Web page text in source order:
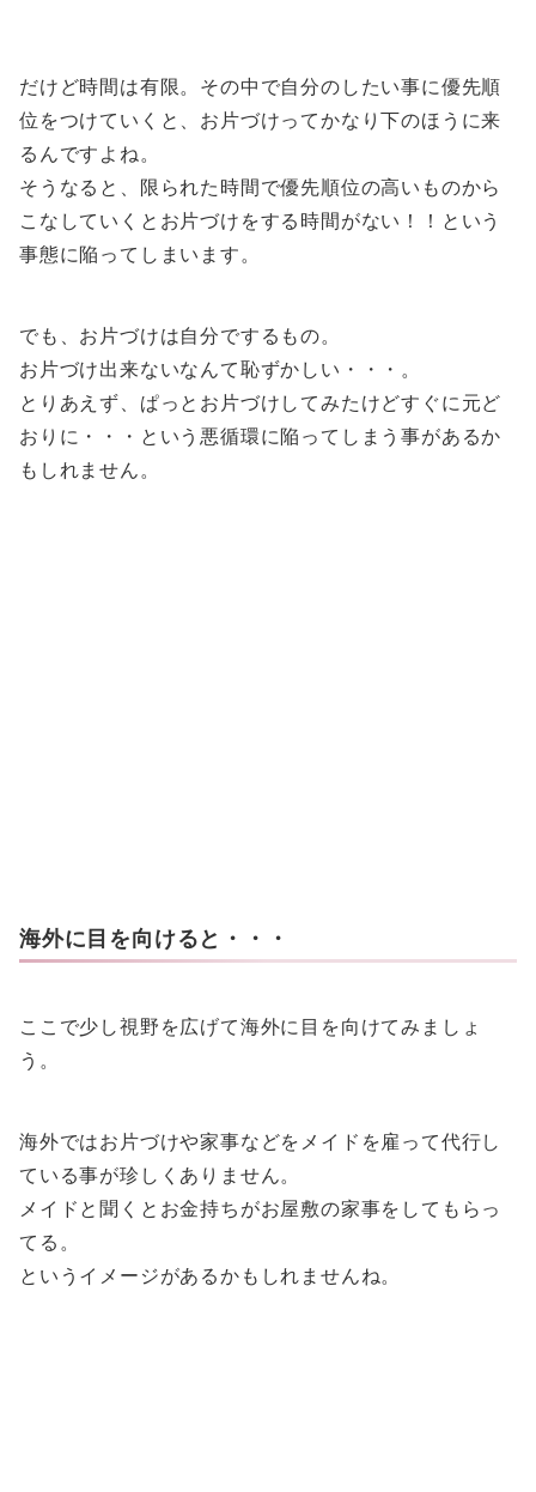
だけど時間は有限。その中で自分のしたい事に優先順
位をつけていくと、お片づけってかなり下のほうに来
るんですよね。
そうなると、限られた時間で優先順位の高いものから
こなしていくとお片づけをする時間がない！！という
事態に陥ってしまいます。
でも、お片づけは自分でするもの。
お片づけ出来ないなんて恥ずかしい・・・。
とりあえず、ぱっとお片づけしてみたけどすぐに元ど
おりに・・・という悪循環に陥ってしまう事があるか
もしれません。
海外に目を向けると・・・
ここで少し視野を広げて海外に目を向けてみましょ
う。
海外ではお片づけや家事などをメイドを雇って代行し
ている事が珍しくありません。
メイドと聞くとお金持ちがお屋敷の家事をしてもらっ
てる。
というイメージがあるかもしれませんね。